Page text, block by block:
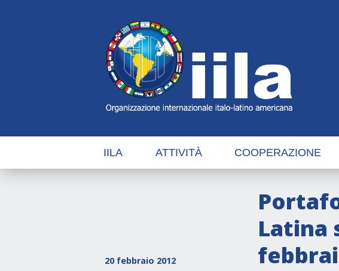
IILA ATTIVITÀ COOPERAZIONE
20 febbraio 2012
Latina